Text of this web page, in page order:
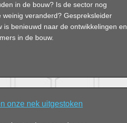
in de bouw? Is de sector nog
weinig veranderd? Gespreksleider
is benieuwd naar de ontwikkelingen en
in de bouw.
onze nek uitgestoken